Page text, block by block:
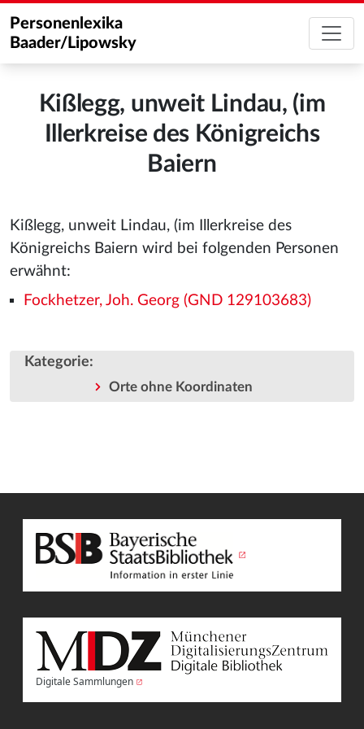
Personenlexika
Baader/Lipowsky
Kißlegg, unweit Lindau, (im
Illerkreise des Königreichs
Baiern
Kißlegg, unweit Lindau, (im Illerkreise des
Königreichs Baiern wird bei folgenden Personen
erwähnt:
Fockhetzer, Joh. Georg (GND 129103683)
Kategorie:
Orte ohne Koordinaten
Digitale Sammlungen